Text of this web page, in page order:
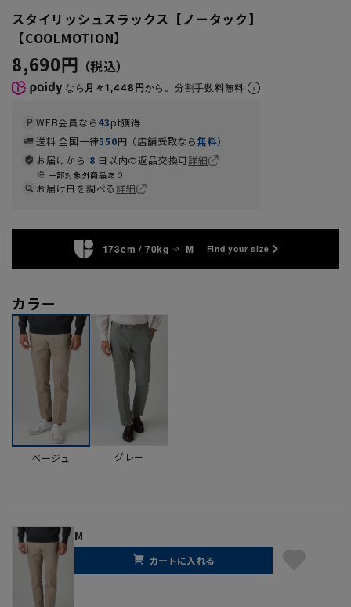
スタイリッシュスラックス【ノータック】
【COOLMOTION】
8,690円
なら 月々1,448円から。分割手数料無料
WEB会員なら43pt獲得
送料 全国一律550円（店舗受取なら無料）
お届けから 8 日以内の返品交換可詳細
一部対象外商品あり
お届け日を調べる詳細
173cm / 70kg M Find your size
カラー
ベージュ グレー
M
カートに入れる